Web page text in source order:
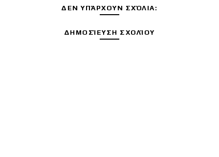
ΔΕΝ ΥΠΆΡΧΟΥΝ ΣΧΌΛΙΑ:
ΔΗΜΟΣΊΕΥΣΗ ΣΧΟΛΊΟΥ